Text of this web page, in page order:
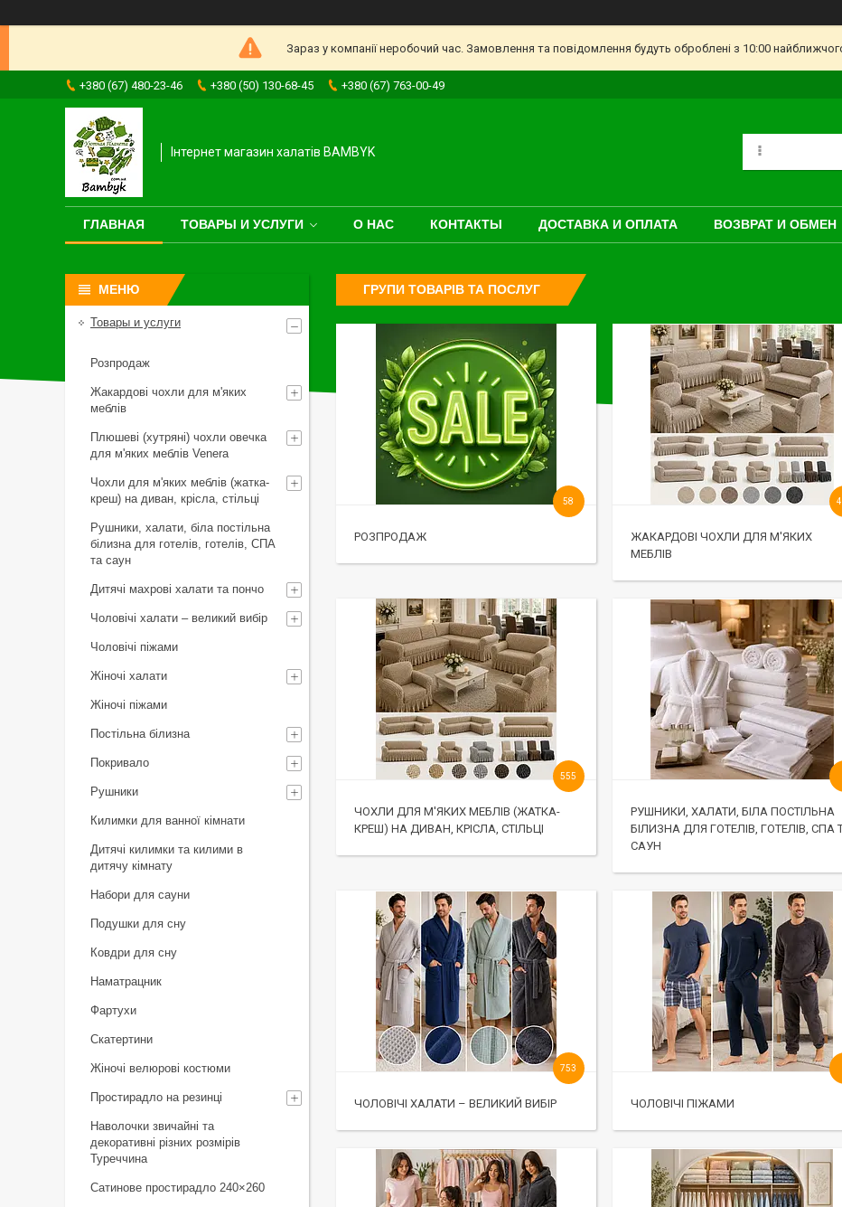
Зараз у компанії неробочий час. Замовлення та повідомлення будуть оброблені з 10:00
+380 (67) 480-23-46 +380 (50) 130-68-45 +380 (67) 763-00-49
Інтернет магазин халатів BAMBYK
ГЛАВНАЯ ТОВАРЫ И УСЛУГИ О НАС КОНТАКТЫ ДОСТАВКА И ОПЛАТА ВОЗВРАТ И ОБМЕН
ГРУПИ ТОВАРІВ ТА ПОСЛУГ
РОЗПРОДАЖ
58
ЖАКАРДОВІ ЧОХЛИ ДЛЯ М'ЯКИХ
МЕБЛІВ
ЧОХЛИ ДЛЯ М'ЯКИХ МЕБЛІВ (ЖАТКА-
КРЕШ) НА ДИВАН, КРІСЛА, СТІЛЬЦІ
555
РУШНИКИ, ХАЛАТИ, БІЛА ПОСТІЛЬНА
БІЛИЗНА ДЛЯ ГОТЕЛІВ, ГОТЕЛІВ, СПА
САУН
ЧОЛОВІЧІ ХАЛАТИ – ВЕЛИКИЙ ВИБІР
753
ЧОЛОВІЧІ ПІЖАМИ
Товары и услуги
Розпродаж
Жакардові чохли для м'яких
меблів
Плюшеві (хутряні) чохли овечка
для м'яких меблів Venera
Чохли для м'яких меблів (жатка-
креш) на диван, крісла, стільці
Рушники, халати, біла постільна
білизна для готелів, готелів, СПА
та саун
Дитячі махрові халати та пончо
Чоловічі халати – великий вибір
Чоловічі піжами
Жіночі халати
Жіночі піжами
Постільна білизна
Покривало
Рушники
Килимки для ванної кімнати
Дитячі килимки та килими в
дитячу кімнату
Набори для сауни
Подушки для сну
Ковдри для сну
Наматрацник
Фартухи
Скатертини
Жіночі велюрові костюми
Простирадло на резинці
Наволочки звичайні та
декоративні різних розмірів
Туреччина
Сатинове простирадло 240×260